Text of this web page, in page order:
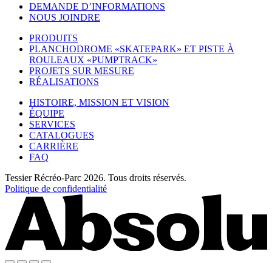
DEMANDE D’INFORMATIONS
NOUS JOINDRE
PRODUITS
PLANCHODROME «SKATEPARK» ET PISTE À
ROULEAUX «PUMPTRACK»
PROJETS SUR MESURE
RÉALISATIONS
HISTOIRE, MISSION ET VISION
ÉQUIPE
SERVICES
CATALOGUES
CARRIÈRE
FAQ
Tessier Récréo-Parc 2026. Tous droits réservés.
Politique de confidentialité